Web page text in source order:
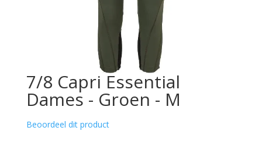
7/8 Capri Essential
Dames - Groen - M
Beoordeel dit product